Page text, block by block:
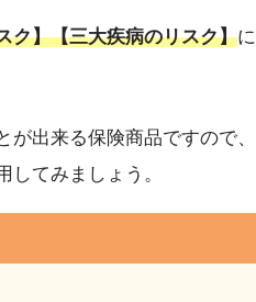
ク】【三大疾病のリスク】に
出来る保険商品ですので、
てみましょう。